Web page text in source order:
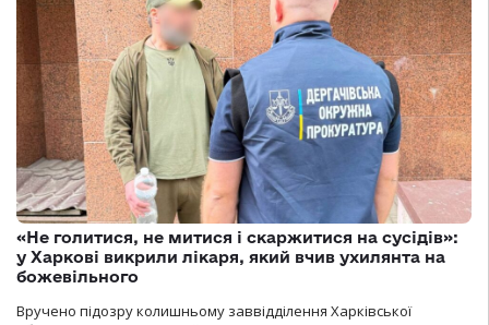
«Не голитися, не митися і скаржитися на сусідів»:
у Харкові викрили лікаря, який вчив ухилянта на
божевільного
Вручено підозру колишньому заввідділення Харківської